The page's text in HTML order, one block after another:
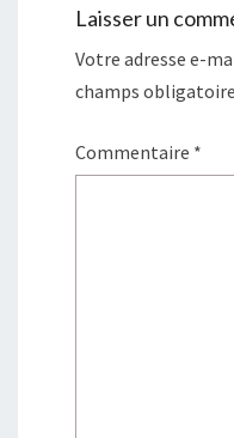
Laisser un
Votre adresse e-
champs
Commentaire *